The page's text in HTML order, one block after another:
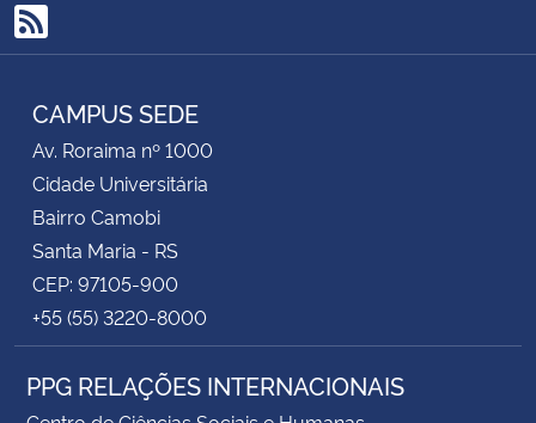
RSS
CAMPUS SEDE
Av. Roraima nº 1000
Cidade Universitária
Bairro Camobi
Santa Maria - RS
CEP: 97105-900
+55 (55) 3220-8000
PPG RELAÇÕES INTERNACIONAIS